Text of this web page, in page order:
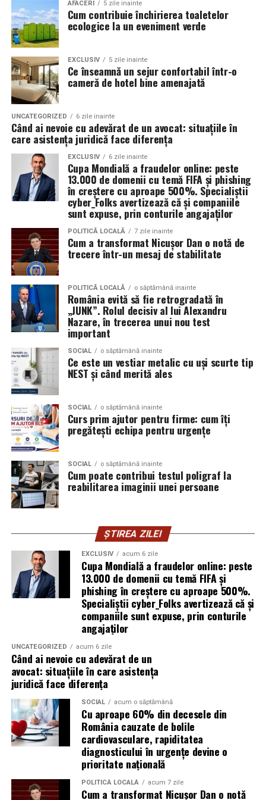
Valoarea 30 indică comportamentul uleiului la
temperatura normală de funcționare a motorului.
Rezultatul este un echilibru foarte bun între protecție și
economie de combustibil.
Pentru ce motoare este recomandat Ravenol VMP
USVO 5W30?
Tipul deulei de motor Ravenol
recomandat pentru numeroase motoare moderne care
necesită un ulei 5W30 cu aprobări OEM specifice.
În funcție de specificațiile constructorului, poate fi
utilizat pe vehicule ale unor mărci precum:
Mercedes-Benz;
Volkswagen;
Audi;
Skoda;
Seat;
Porsche;
Opel;
Ford;
Renault și altele.
Compatibilitatea exactă trebuie verificată întotdeauna
în manualul vehiculului sau în documentația tehnică a
producătorului.
Este potrivit pentru motoarele diesel?
Da.
motoare diesel moderne.
Avantaje:
compatibilitate cu DPF;
protecție pentru turbocompresor;
reducerea depunerilor;
stabilitate la temperaturi ridicate;
protecție împotriva uzurii.
Aceste caracteristici îl recomandă pentru utilizarea pe
numeroase motoare diesel Euro 5 și Euro 6.
Este potrivit pentru motoarele pe benzină?
Motoarele moderne pe benzină solicită intens uleiul, în
special cele echipate cu:
În plus, prin alegerea facilităților ecologice,
organizatorii unui eveniment pot reduce semnificativ
impactul negativ asupra mediului în comparație cu
soluțiile tradiționale, care sunt mult mai dăunătoare
pentru natură. Astfel, toaletele ecologice contribuie la
promovarea unui comportament responsabil din punct
de vedere ecologic și ajută la protejarea resurselor
naturale.
Impactul pozitiv asupra imaginii evenimentului
Alegerea unor soluții ecologice, precum tipul ecologic
de toaletă, poate aduce beneficii semnificative imaginii
unui eveniment. Într-o eră în care participanții devin din
ce în ce mai conștienți de problemele de mediu,
organizatorii care aleg să adopte soluții sustenabile, cum
ar fi închirierea toaletelor din gama ecologică, pot
câștiga aprecierea publicului.
Aceasta nu doar că îmbunătățește percepția față de
eveniment, dar poate și atrage mai mulți participanți
care sunt interesați de susținerea unor cauze ecologice.
Promovând un eveniment “verde”, organizatorii pot
atrage atenția asupra angajamentului față de protejarea
mediului și față de responsabilitatea socială.
Participanții vor aprecia cu siguranță faptul că
organizatorii au ales să adopte soluții care protejează
natura. De asemenea, acest lucru poate contribui la
creșterea reputației evenimentului și la creșterea
numărului de participanți în edițiile viitoare.
Confortul participanților
Deși un eveniment verde presupune economii de costuri
și un impact pozitiv asupra mediului, nu trebuie să se
facă compromisuri în ceea ce privește confortul
pentru a oferi un nivel ridicat de confort, similar celor
tradiționale.
Aceste toalete sunt echipate cu ventilație
corespunzătoare pentru a preveni mirosurile neplăcute
și pot include facilități suplimentare, cum ar fi iluminare
solară sau podele antiderapante. De asemenea, multe
facilități ecologice sunt echipate cu sisteme moderne de
curățare și întreținere, astfel încât igiena să fie mereu la
un nivel ridicat.
În plus, o toaletă ecologică este foarte ușor de
amplasat, ceea ce înseamnă că aceste toalete pot fi
plasate strategic în locații convenabile pentru
participanți, fără a afecta fluxul evenimentului.
Încurajarea comportamentului responsabil al
Un alt beneficiu important al închirierii categoriei de
AFACERI 5 zile inainte
Cum contribuie închirierea toaletelor
ecologice la un eveniment verde
EXCLUSIV 5 zile inainte
Ce înseamnă un sejur confortabil într-o
cameră de hotel bine amenajată
UNCATEGORIZED 6 zile inainte
Când ai nevoie cu adevărat de un avocat: situațiile în
care asistența juridică face diferența
EXCLUSIV 6 zile inainte
Cupa Mondială a fraudelor online: peste
13.000 de domenii cu temă FIFA și phishing
în creștere cu aproape 500%. Specialiștii
cyber_Folks avertizează că și companiile
sunt expuse, prin conturile angajaților
POLITICĂ LOCALĂ 7 zile inainte
Cum a transformat Nicușor Dan o notă de
trecere într-un mesaj de stabilitate
POLITICĂ LOCALĂ o săptămână inainte
România evită să fie retrogradată în
„JUNK”. Rolul decisiv al lui Alexandru
Nazare, în trecerea unui nou test
important
SOCIAL o săptămână inainte
Ce este un vestiar metalic cu uși scurte tip
NEST și când merită ales
SOCIAL o săptămână inainte
Curs prim ajutor pentru firme: cum îți
pregătești echipa pentru urgențe
SOCIAL o săptămână inainte
Cum poate contribui testul poligraf la
reabilitarea imaginii unei persoane
ȘTIREA ZILEI
EXCLUSIV acum 6 zile
Cupa Mondială a fraudelor online: peste
13.000 de domenii cu temă FIFA și
phishing în creștere cu aproape 500%.
Specialiștii cyber_Folks avertizează că și
companiile sunt expuse, prin conturile
angajaților
UNCATEGORIZED acum 6 zile
Când ai nevoie cu adevărat de un
avocat: situațiile în care asistența
juridică face diferența
SOCIAL acum o săptămână
Cu aproape 60% din decesele din
România cauzate de bolile
cardiovasculare, rapiditatea
diagnosticului în urgențe devine o
prioritate națională
POLITICĂ LOCALĂ acum 7 zile
Cum a transformat Nicușor Dan o notă